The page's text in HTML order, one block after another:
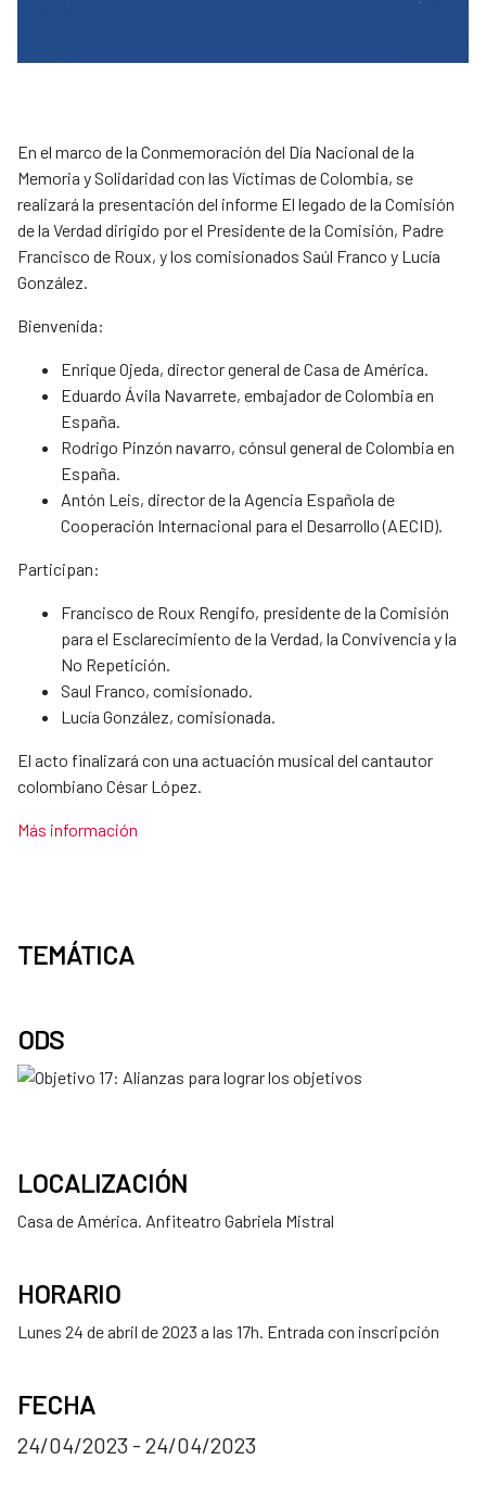
En el marco de la Conmemoración del Día Nacional de la
Memoria y Solidaridad con las Víctimas de Colombia, se
realizará la presentación del informe El legado de la Comisión
de la Verdad dirigido por el Presidente de la Comisión, Padre
Francisco de Roux, y los comisionados Saúl Franco y Lucía
González.
Bienvenida:
Enrique Ojeda, director general de Casa de América.
Eduardo Ávila Navarrete, embajador de Colombia en
España.
Rodrigo Pinzón navarro, cónsul general de Colombia en
España.
Antón Leis, director de la Agencia Española de
Cooperación Internacional para el Desarrollo (AECID).
Participan:
Francisco de Roux Rengifo, presidente de la Comisión
para el Esclarecimiento de la Verdad, la Convivencia y la
No Repetición.
Saul Franco, comisionado.
Lucía González, comisionada.
El acto finalizará con una actuación musical del cantautor
colombiano César López.
Más información
TEMÁTICA
ODS
LOCALIZACIÓN
Casa de América. Anfiteatro Gabriela Mistral
HORARIO
Lunes 24 de abril de 2023 a las 17h. Entrada con inscripción
FECHA
24/04/2023 - 24/04/2023